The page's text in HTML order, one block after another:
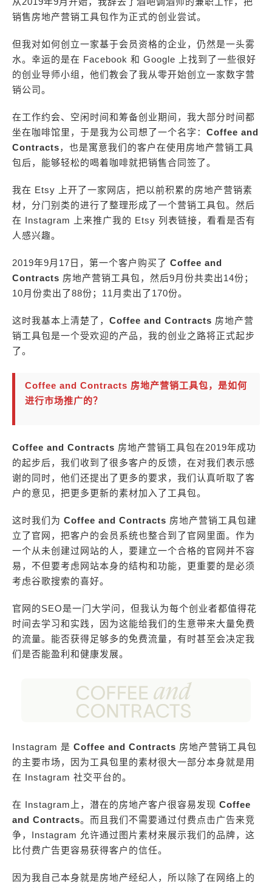
销售房地产营销工具包作为正式的创业尝试。
但我对如何创立一家基于会员资格的企业，仍然是一头雾
水。幸运的是在 Facebook 和 Google 上找到了一些很好
的创业导师小组，他们教会了我从零开始创立一家数字营
销公司。
在工作约会、空闲时间和筹备创业期间，我大部分时间都
坐在咖啡馆里，于是我为公司想了一个名字： Coffee and
Contracts，也是寓意我们的客户在使用房地产营销工具
包后，能够轻松的喝着咖啡就把销售合同签了。
我在 Etsy 上开了一家网店，把以前积累的房地产营销素
材，分门别类的进行了整理形成了一个营销工具包。然后
在 Instagram 上来推广我的 Etsy 列表链接，看看是否有
人感兴趣。
2019年9月17日，第一个客户购买了 Coffee and
Contracts 房地产营销工具包，然后9月份共卖出14份；
10月份卖出了88份；11月卖出了170份。
这时我基本上清楚了， Coffee and Contracts 房地产营
销工具包是一个受欢迎的产品，我的创业之路将正式起步
了。
Coffee and Contracts 房地产营销工具包，是如何
进行市场推广的？
Coffee and Contracts 房地产营销工具包在2019年成功
的起步后，我们收到了很多客户的反馈，在对我们表示感
谢的同时，他们还提出了更多的要求，我们认真听取了客
户的意见，把更多更新的素材加入了工具包。
这时我们为 Coffee and Contracts 房地产营销工具包建
立了官网，把客户的会员系统也整合到了官网里面。作为
一个从未创建过网站的人，要建立一个合格的官网并不容
易，不但要考虑网站本身的结构和功能，更重要的是必须
考虑谷歌搜索的喜好。
官网的SEO是一门大学问，但我认为每个创业者都值得花
时间去学习和实践，因为这能给我们的生意带来大量免费
的流量。能否获得足够多的免费流量，有时甚至会决定我
们是否能盈利和健康发展。
Instagram 是 Coffee and Contracts 房地产营销工具包
的主要市场，因为工具包里的素材很大一部分本身就是用
在 Instagram 社交平台的。
在 Instagram上，潜在的房地产客户很容易发现 Coffee
and Contracts。而且我们不需要通过付费点击广告来竞
争，Instagram 允许通过图片素材来展示我们的品牌，这
比付费广告更容易获得客户的信任。
因为我自己本身就是房地产经纪人，所以除了在网络上的